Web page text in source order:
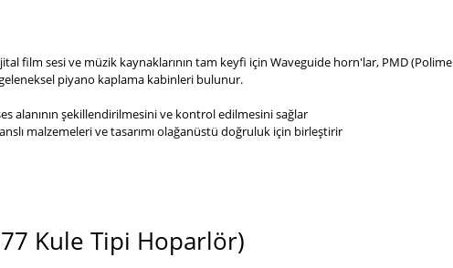
film sesi ve müzik kaynaklarının tam keyfi için Waveguide horn'lar, PMD
piyano kaplama kabinleri bulunur.
alanının şekillendirilmesini ve kontrol edilmesini sağlar
malzemeleri ve tasarımı olağanüstü doğruluk için birleştirir
Kule Tipi Hoparlör)